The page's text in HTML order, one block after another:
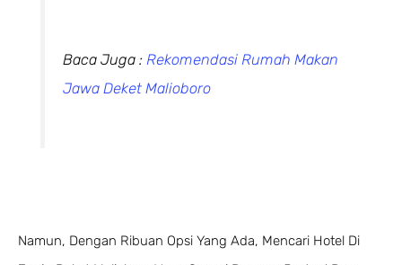
Baca Juga : Rekomendasi Rumah Makan
Jawa Deket Malioboro
Namun, Dengan Ribuan Opsi Yang Ada, Mencari Hotel Di